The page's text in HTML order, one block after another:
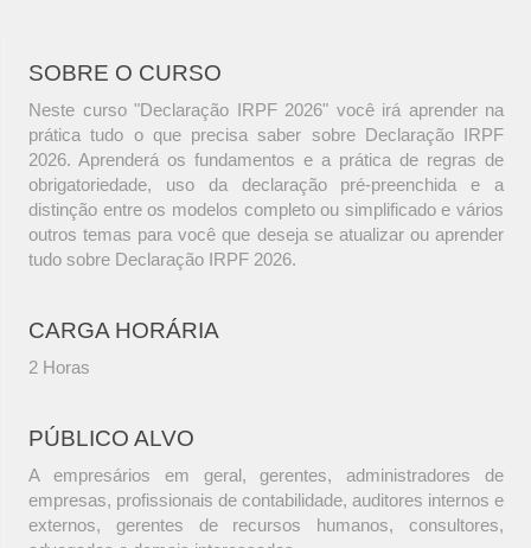
SOBRE O CURSO
Neste curso "Declaração IRPF 2026" você irá aprender na
prática tudo o que precisa saber sobre Declaração IRPF
2026. Aprenderá os fundamentos e a prática de regras de
obrigatoriedade, uso da declaração pré-preenchida e a
distinção entre os modelos completo ou simplificado e vários
outros temas para você que deseja se atualizar ou aprender
tudo sobre Declaração IRPF 2026.
CARGA HORÁRIA
2 Horas
PÚBLICO ALVO
A empresários em geral, gerentes, administradores de
empresas, profissionais de contabilidade, auditores internos e
externos, gerentes de recursos humanos, consultores,